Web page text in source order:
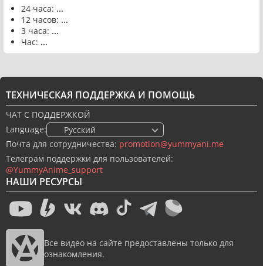
24 часа: ...
12 часов: ...
3 часа: ...
Час: ...
НАШИ РЕСУРСЫ
Все видео на сайте предоставлены только для
ознакомления.
ТЕХНИЧЕСКАЯ ПОДДЕРЖКА И ПОМОЩЬ
ЧАТ С ПОДДЕРЖКОЙ
Language:
🇷🇺 Русский
Почта для сотрудничества: promotion@yummyani.me
Телеграм поддержки для пользователей:
@YummyAnime_support